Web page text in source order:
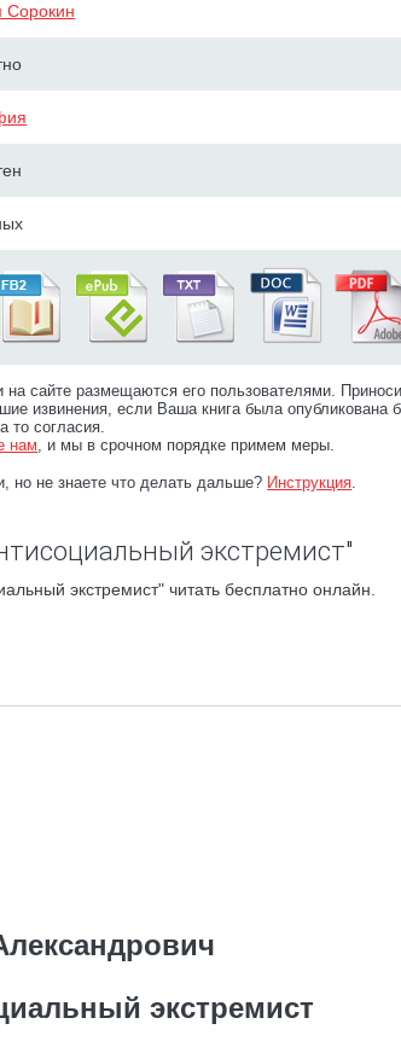
Сорокин
на сайте размещаются его пользователями.
извинения, если Ваша книга была опубликована
то согласия.
нам, и мы в срочном порядке примем меры.
но не знаете что делать дальше? Инструкция.
экстремист"
экстремист" читать бесплатно онлайн.
экстремист